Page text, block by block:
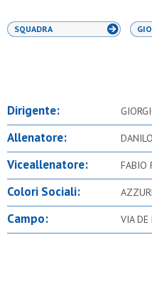
SQUADRA
Dirigente:
Allenatore:
Viceallenatore: FABIO
Colori Sociali:
Campo: VIA